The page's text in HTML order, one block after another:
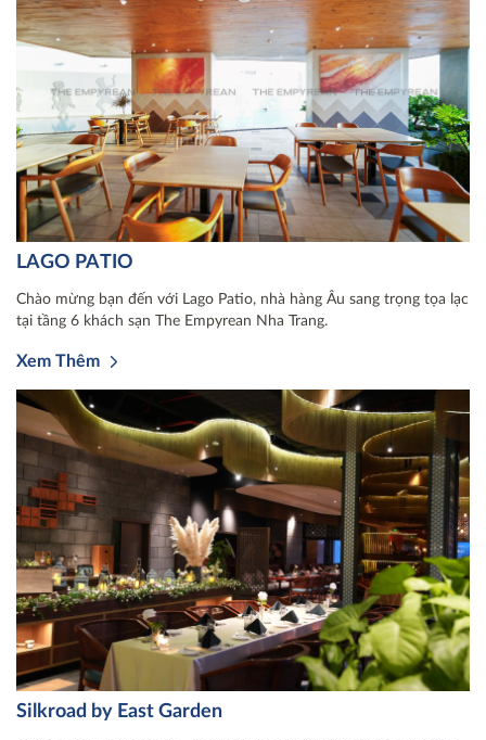
LAGO PATIO
Chào mừng bạn đến với Lago Patio, nhà hàng Âu sang trọng tọa lạc
tại tầng 6 khách sạn The Empyrean Nha Trang.
Xem Thêm
Silkroad by East Garden